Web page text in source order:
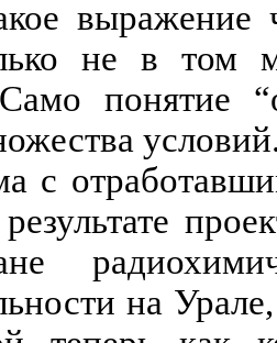
не в
Само понятие
с
на